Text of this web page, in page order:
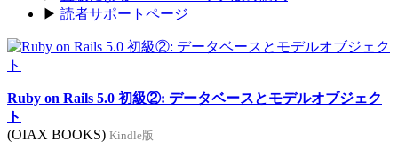
▶ 読者サポートページ
Ruby on Rails 5.0 初級②: データベースとモデルオブジェク
ト
(OIAX BOOKS) Kindle版